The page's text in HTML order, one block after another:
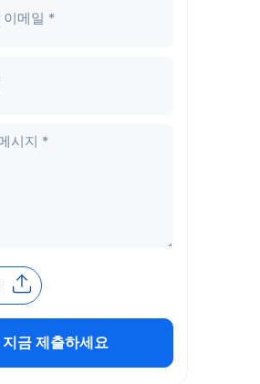
지금 제출하세요